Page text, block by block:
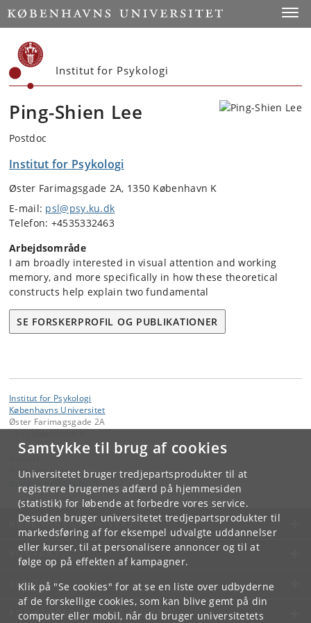
Samtykke til brug af cookies
Universitetet bruger tredjepartsprodukter til at
registrere brugernes adfærd på hjemmesiden
(statistik) for løbende at forbedre vores service.
Desuden bruger universitetet tredjepartsprodukter til
markedsføring af for eksempel udvalgte uddannelser
eller kurser, til at personalisere annoncer og til at
følge op på effekten af kampagner.
Klik på "Se cookies" for at se en liste over udbyderne
af de forskellige cookies, som kan blive gemt på din
computer eller mobil, når du bruger universitetets
Start
Institut for Psykologi
Ping-Shien Lee
Postdoc
Institut for Psykologi
Øster Farimagsgade 2A, 1350 København K
E-mail: psl@psy.ku.dk
Telefon: +4535332463
Arbejdsområde
I am broadly interested in visual attention and working
memory, and more specifically in how these theoretical
constructs help explain two fundamental
SE FORSKERPROFIL OG PUBLIKATIONER
Institut for Psykologi
Københavns Universitet
Øster Farimagsgade 2A
Administration
KØBENHAVNS UNIVERSITET
KONTAKT
SERVICES
FOR STUDERENDE OG ANSATTE